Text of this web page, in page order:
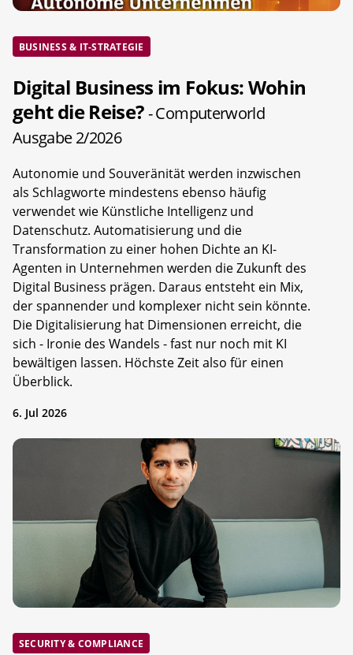
BUSINESS & IT-STRATEGIE
Digital Business im Fokus: Wohin
geht die Reise?- Computerworld
Ausgabe 2/2026
Autonomie und Souveränität werden inzwischen
als Schlagworte mindestens ebenso häufig
verwendet wie Künstliche Intelligenz und
Datenschutz. Automatisierung und die
Transformation zu einer hohen Dichte an KI-
Agenten in Unternehmen werden die Zukunft des
Digital Business prägen. Daraus entsteht ein Mix,
der spannender und komplexer nicht sein könnte.
Die Digitalisierung hat Dimensionen erreicht, die
sich - Ironie des Wandels - fast nur noch mit KI
bewältigen lassen. Höchste Zeit also für einen
Überblick.
6. Jul 2026
SECURITY & COMPLIANCE